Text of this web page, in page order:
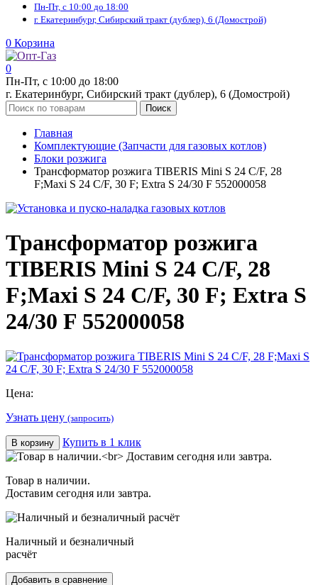
Пн-Пт, с 10:00 до 18:00
г. Екатеринбург, Сибирский тракт (дублер), 6 (Домострой)
0 Корзина
0
Пн-Пт, с 10:00 до 18:00
г. Екатеринбург, Сибирский тракт (дублер), 6 (Домострой)
Поиск
Главная
Комплектующие (Запчасти для газовых котлов)
Блоки розжига
Трансформатор розжига TIBERIS Mini S 24 C/F, 28
F;Maxi S 24 C/F, 30 F; Extra S 24/30 F 552000058
Трансформатор розжига
TIBERIS Mini S 24 C/F, 28
F;Maxi S 24 C/F, 30 F; Extra S
24/30 F 552000058
Цена:
Узнать цену (запросить)
В корзину Купить в 1 клик
Товар в наличии.
Доставим сегодня или завтра.
Наличный и безналичный
расчёт
Добавить в сравнение